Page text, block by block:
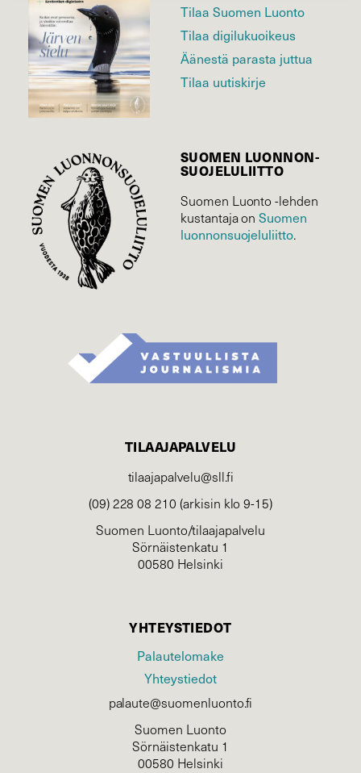
Tilaa Suomen Luonto
Tilaa digilukuoikeus
Äänestä parasta juttua
Tilaa uutiskirje
SUOMEN LUONNON­
SUOJELU­LIITTO
Suomen Luonto -lehden
kustantaja onSuomen
luonnonsuojelu­liitto.
TILAAJAPALVELU
tilaajapalvelu@sll.fi
(09) 228 08 210 (arkisin klo 9-15)
Suomen Luonto/tilaajapalvelu
Sörnäistenkatu 1
00580 Helsinki
YHTEYSTIEDOT
Palautelomake
Yhteystiedot
palaute@suomenluonto.fi
Suomen Luonto
Sörnäistenkatu 1
00580 Helsinki